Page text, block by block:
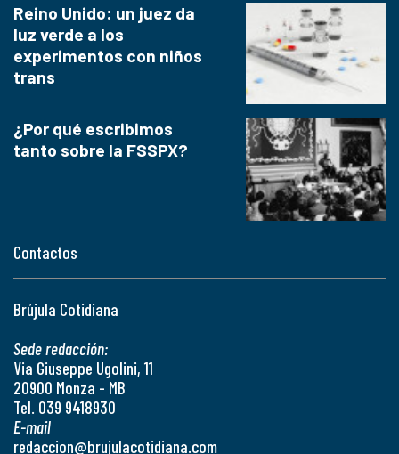
Contactos
Brújula Cotidiana
Sede redacción:
Via Giuseppe Ugolini, 11
20900 Monza - MB
Tel. 039 9418930
E-mail
redaccion@brujulacotidiana.com
Reino Unido: un juez da
luz verde a los
experimentos con niños
trans
¿Por qué escribimos
tanto sobre la FSSPX?